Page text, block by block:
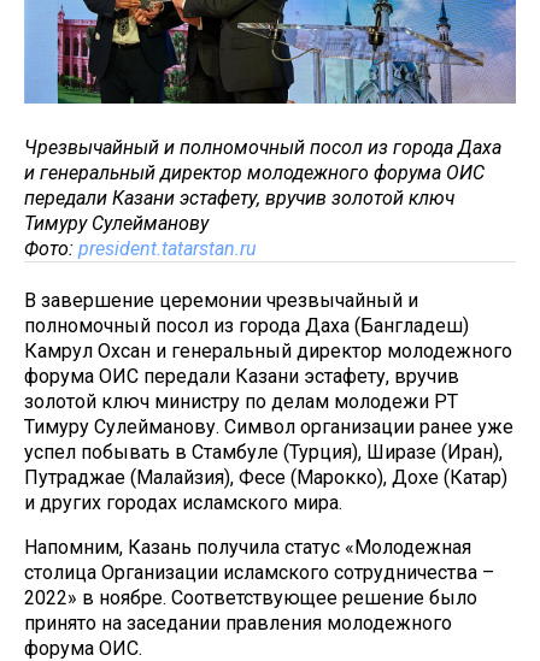
Чрезвычайный и полномочный посол из города Даха
и генеральный директор молодежного форума ОИС
передали Казани эстафету, вручив золотой ключ
Тимуру Сулейманову
Фото: president.tatarstan.ru
В завершение церемонии чрезвычайный и
полномочный посол из города Даха (Бангладеш)
Камрул Охсан и генеральный директор молодежного
форума ОИС передали Казани эстафету, вручив
золотой ключ министру по делам молодежи РТ
Тимуру Сулейманову. Символ организации ранее уже
успел побывать в Стамбуле (Турция), Ширазе (Иран),
Путраджае (Малайзия), Фесе (Марокко), Дохе (Катар)
и других городах исламского мира.
Напомним, Казань получила статус «Молодежная
столица Организации исламского сотрудничества –
2022» в ноябре. Соответствующее решение было
принято на заседании правления молодежного
форума ОИС.